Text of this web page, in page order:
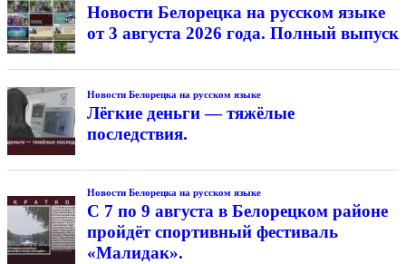
Новости Белорецка на русском языке
от 3 августа 2026 года. Полный выпуск
Новости Белорецка на русском языке
Лёгкие деньги — тяжёлые
последствия.
Новости Белорецка на русском языке
С 7 по 9 августа в Белорецком районе
пройдёт спортивный фестиваль
«Малидак».